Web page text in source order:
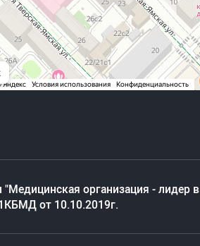
организация - лидер в
от 10.10.2019г.